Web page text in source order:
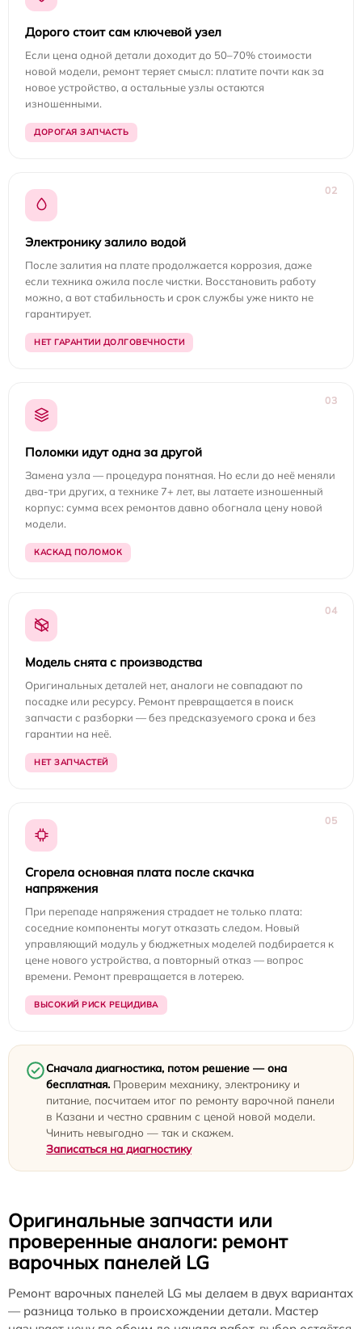
Дорого стоит сам ключевой узел
Если цена одной детали доходит до 50–70% стоимости
новой модели, ремонт теряет смысл: платите почти как за
новое устройство, а остальные узлы остаются
изношенными.
ДОРОГАЯ ЗАПЧАСТЬ
02
Электронику залило водой
После залития на плате продолжается коррозия, даже
если техника ожила после чистки. Восстановить работу
можно, а вот стабильность и срок службы уже никто не
гарантирует.
НЕТ ГАРАНТИИ ДОЛГОВЕЧНОСТИ
03
Поломки идут одна за другой
Замена узла — процедура понятная. Но если до неё меняли
два-три других, а технике 7+ лет, вы латаете изношенный
корпус: сумма всех ремонтов давно обогнала цену новой
модели.
КАСКАД ПОЛОМОК
04
Модель снята с производства
Оригинальных деталей нет, аналоги не совпадают по
посадке или ресурсу. Ремонт превращается в поиск
запчасти с разборки — без предсказуемого срока и без
гарантии на неё.
НЕТ ЗАПЧАСТЕЙ
05
Сгорела основная плата после скачка
напряжения
При перепаде напряжения страдает не только плата:
соседние компоненты могут отказать следом. Новый
управляющий модуль у бюджетных моделей подбирается к
цене нового устройства, а повторный отказ — вопрос
времени. Ремонт превращается в лотерею.
ВЫСОКИЙ РИСК РЕЦИДИВА
Сначала диагностика, потом решение — она
бесплатная. Проверим механику, электронику и
питание, посчитаем итог по ремонту варочной панели
в Казани и честно сравним с ценой новой модели.
Чинить невыгодно — так и скажем.
Записаться на диагностику
Оригинальные запчасти или
проверенные аналоги: ремонт
варочных панелей LG
Ремонт варочных панелей LG мы делаем в двух вариантах
— разница только в происхождении детали. Мастер